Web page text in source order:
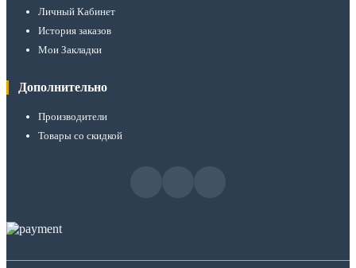
Личный Кабинет
История заказов
Мои Закладки
Дополнительно
Производители
Товары со скидкой